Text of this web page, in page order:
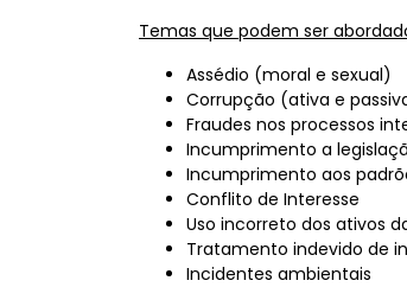
Temas que podem ser
Assédio (moral e sexual)
Corrupção (ativa e
Fraudes nos processos
Incumprimento a
Incumprimento aos
Conflito de Interesse
Uso incorreto dos ativos
Tratamento indevido de
Incidentes ambientais